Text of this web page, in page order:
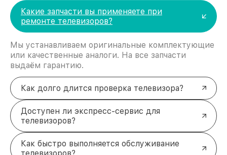
светодиоды со временем теряют яркость или
вовсе перестают работать.
Проблемы с разъёмами
антенные гнёзда и другие элементы могут
расшататься или сломаться.
Сбой в блоке питания . Перепады напряжения
или износ компонентов приводят к
. Выход из строя динамиков
или аудиоразъёмов вызывает искажение или
полное отсутствие звука.
Что выделяет нас среди других
сервисов?
Мы предлагаем клиентам комфортные условия и
высококачественный сервис:
Какие запчасти вы применяете при
ремонте телевизоров?
Мы устанавливаем оригинальные комплектующие
или качественные аналоги. На все запчасти
выдаём гарантию.
Как долго длится проверка телевизора?
Доступен ли экспресс-сервис для
телевизоров?
Как быстро выполняется обслуживание